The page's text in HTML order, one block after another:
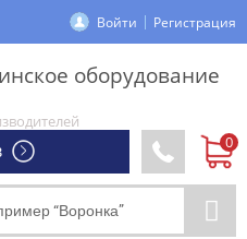
Войти Регистрация
оборудование